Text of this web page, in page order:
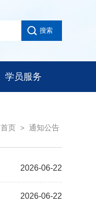
学员服务
首页 > 通知公告
2026-06-22
2026-06-22